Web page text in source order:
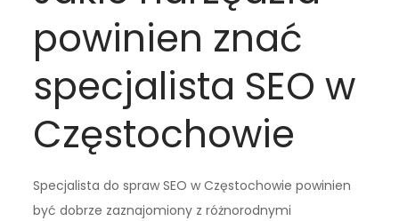
powinien znać
specjalista SEO w
Częstochowie
Specjalista do spraw SEO w Częstochowie powinien
być dobrze zaznajomiony z różnorodnymi